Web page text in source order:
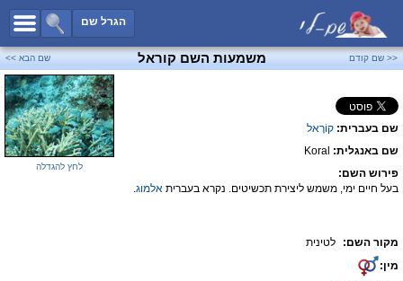
הגרל שם
כל השמות
שמות לבנים
שמות לבנות
שמות משותפים
שמות נפוצים
<< שם קודם משמעות השם קוראל שם הבא >>
שם בעברית: קוֹרָאל
שם באנגלית: Koral
פירוש השם:
בעל חיים ימי, משמש ליצירת תכשיטים. נקרא בעברית אלמוג.
מקור השם:
לטינית
מין:
לחץ להגדלה